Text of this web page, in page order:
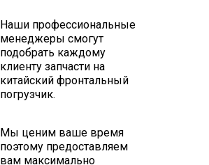
Наши профессиональные
менеджеры смогут
подобрать каждому
клиенту запчасти на
китайский фронтальный
погрузчик.
Мы ценим ваше время
поэтому предоставляем
вам максимально